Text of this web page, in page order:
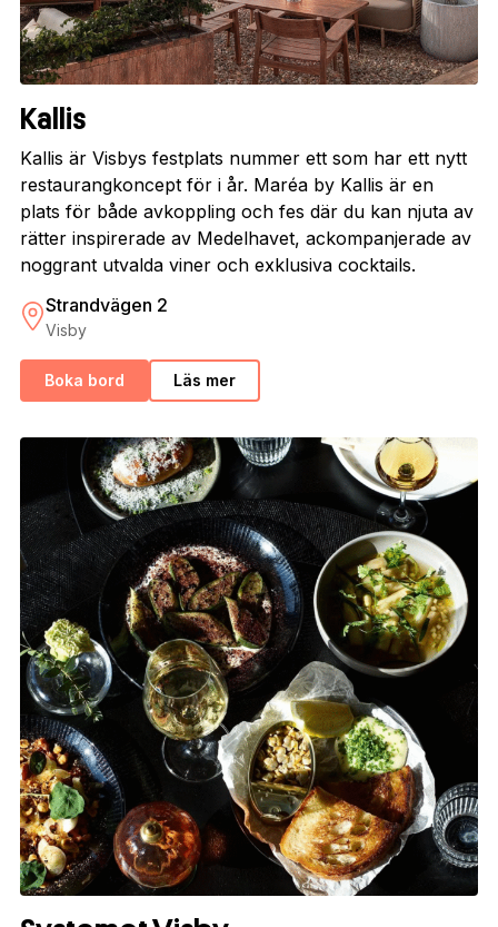
Kallis
Kallis är Visbys festplats nummer ett som har ett nytt
restaurangkoncept för i år. Maréa by Kallis är en
plats för både avkoppling och fes där du kan njuta av
rätter inspirerade av Medelhavet, ackompanjerade av
noggrant utvalda viner och exklusiva cocktails.
Strandvägen 2
Visby
Boka bord Läs mer